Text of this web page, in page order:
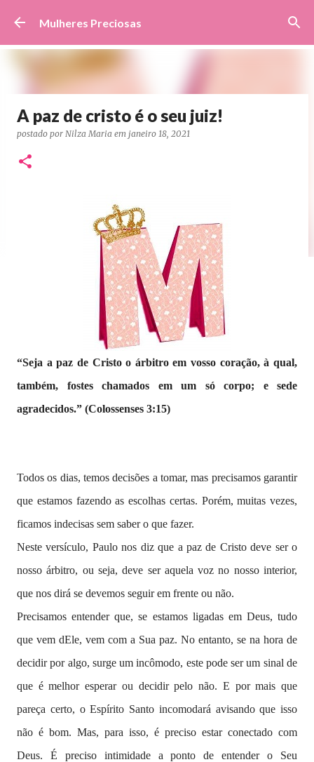
Pular para o conteúdo principal
Mulheres Preciosas
A paz de cristo é o seu juiz!
postado por Nilza Maria em janeiro 18, 2021
“Seja a paz de Cristo o árbitro em vosso coração, à qual,
também, fostes chamados em um só corpo; e sede
agradecidos.” (Colossenses 3:15)
Todos os dias, temos decisões a tomar, mas precisamos garantir
que estamos fazendo as escolhas certas. Porém, muitas vezes,
ficamos indecisas sem saber o que fazer.
Neste versículo, Paulo nos diz que a paz de Cristo deve ser o
nosso árbitro, ou seja, deve ser aquela voz no nosso interior,
que nos dirá se devemos seguir em frente ou não.
Precisamos entender que, se estamos ligadas em Deus, tudo
que vem dEle, vem com a Sua paz. No entanto, se na hora de
decidir por algo, surge um incômodo, este pode ser um sinal de
que é melhor esperar ou decidir pelo não. E por mais que
pareça certo, o Espírito Santo incomodará avisando que isso
não é bom. Mas, para isso, é preciso estar conectado com
Deus. É preciso intimidade a ponto de entender o Seu